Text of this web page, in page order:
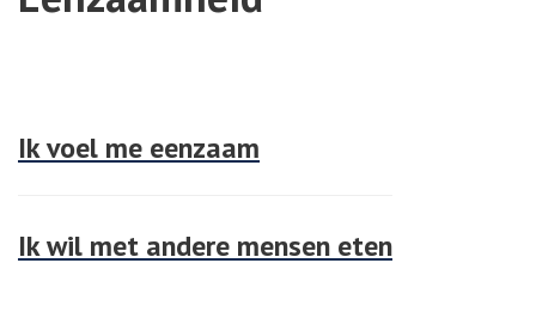
Ik voel me eenzaam
Ik wil met andere mensen eten